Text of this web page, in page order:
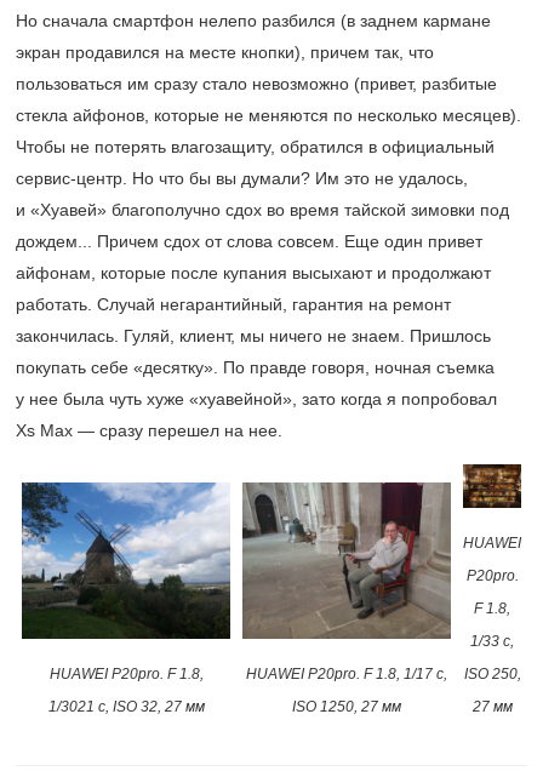
Но сначала смартфон нелепо разбился (в заднем кармане
экран продавился на месте кнопки), причем так, что
пользоваться им сразу стало невозможно (привет, разбитые
стекла айфонов, которые не меняются по несколько месяцев).
Чтобы не потерять влагозащиту, обратился в официальный
сервис-центр. Но что бы вы думали? Им это не удалось,
и «Хуавей» благополучно сдох во время тайской зимовки под
дождем... Причем сдох от слова совсем. Еще один привет
айфонам, которые после купания высыхают и продолжают
работать. Случай негарантийный, гарантия на ремонт
закончилась. Гуляй, клиент, мы ничего не знаем. Пришлось
покупать себе «десятку». По правде говоря, ночная съемка
у нее была чуть хуже «хуавейной», зато когда я попробовал
Xs Max — сразу перешел на нее.
HUAWEI P20pro​. F 1.8,
1/3021 с, ISO 32, 27 мм
HUAWEI P20pro​. F 1.8, 1/17 с,
ISO 1250, 27 мм
HUAWEI
P20pro​.
F 1.8,
1/33 с,
ISO 250,
27 мм